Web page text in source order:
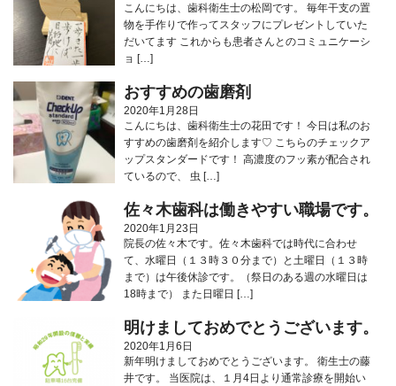
こんにちは、歯科衛生士の松岡です。 毎年干支の置
物を手作りで作ってスタッフにプレゼントしていた
だいてます️ これからも患者さんとのコミュニケーシ
ョ […]
おすすめの歯磨剤
2020年1月28日
こんにちは、歯科衛生士の花田です！ 今日は私のお
すすめの歯磨剤を紹介します♡ こちらのチェックア
ップスタンダードです！ 高濃度のフッ素が配合され
ているので、 虫 […]
佐々木歯科は働きやすい職場です。
2020年1月23日
院長の佐々木です。佐々木歯科では時代に合わせ
て、水曜日（１３時３０分まで）と土曜日（１３時
まで）は午後休診です。（祭日のある週の水曜日は
18時まで） また日曜日 […]
明けましておめでとうございます。
2020年1月6日
新年明けましておめでとうございます。 衛生士の藤
井です。 当医院は、１月4日より通常診療を開始い